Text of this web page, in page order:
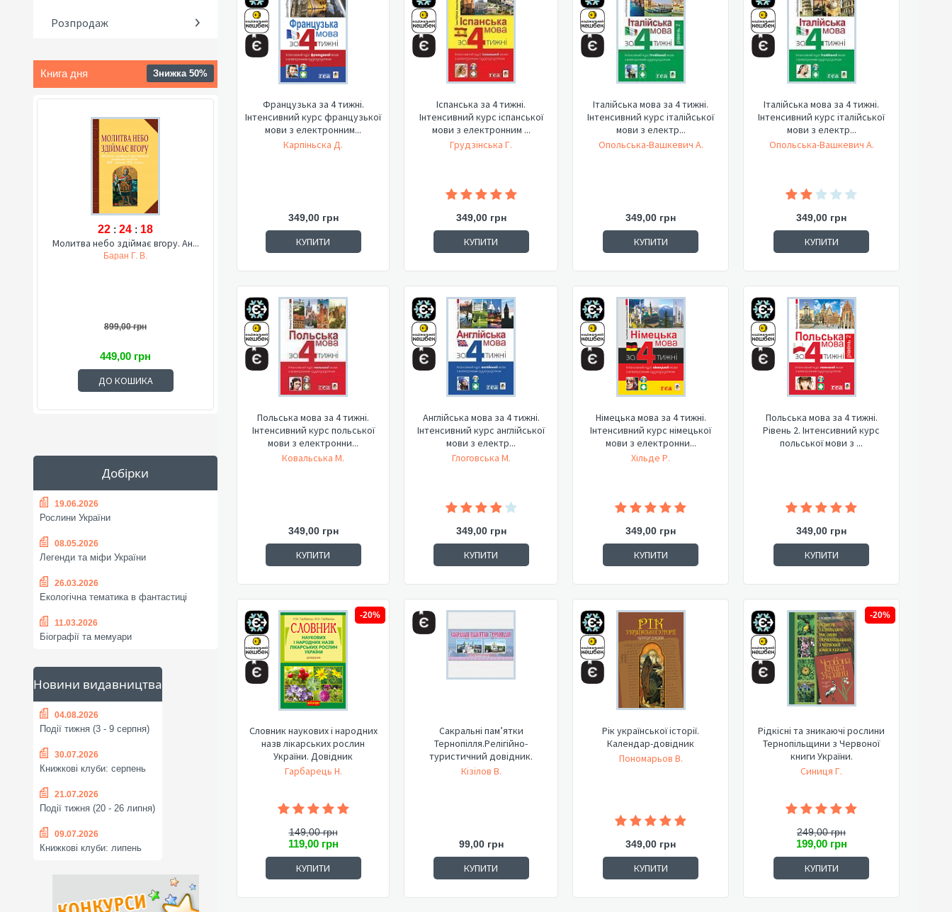
Розпродаж
Книга дня Знижка 50%
22 : 24 : 17
Молитва небо здіймає вгору. Ан...
Баран Г. В.
899,00 грн
449,00 грн
ДО КОШИКА
Добірки
19.06.2026
Рослини України
08.05.2026
Легенди та міфи України
26.03.2026
Екологічна тематика в фантастиці
11.03.2026
Біографії та мемуари
Новини видавництва
04.08.2026
Події тижня (3 - 9 серпня)
30.07.2026
Книжкові клуби: серпень
21.07.2026
Події тижня (20 - 26 липня)
09.07.2026
Книжкові клуби: липень
Французька за 4 тижні.
Інтенсивний курс французької
мови з електронним...
Карпіньска Д.
349,00 грн
КУПИТИ
Іспанська за 4 тижні.
Інтенсивний курс іспанської
мови з електронним ...
Грудзінська Г.
349,00 грн
КУПИТИ
Італійська мова за 4 тижні.
Інтенсивний курс італійської
мови з електр...
Опольська-Вашкевич А.
349,00 грн
КУПИТИ
Італійська мова за 4 тижні.
Інтенсивний курс італійської
мови з електр...
Опольська-Вашкевич А.
349,00 грн
КУПИТИ
Польська мова за 4 тижні.
Інтенсивний курс польської
мови з електронни...
Ковальська М.
349,00 грн
КУПИТИ
Англійська мова за 4 тижні.
Інтенсивний курс англійської
мови з електр...
Глоговська М.
349,00 грн
КУПИТИ
Німецька мова за 4 тижні.
Інтенсивний курс німецької
мови з електронни...
Хільде Р.
349,00 грн
КУПИТИ
Польська мова за 4 тижні.
Рівень 2. Інтенсивний курс
польської мови з ...
349,00 грн
КУПИТИ
-20%
Словник наукових і народних
назв лікарських рослин
України. Довідник
Гарбарець Н.
149,00 грн
119,00 грн
КУПИТИ
Сакральні пам’ятки
Тернопілля.Релігійно-
туристичний довідник.
Кізілов В.
99,00 грн
КУПИТИ
Рік української історії.
Календар-довідник
Пономарьов В.
349,00 грн
КУПИТИ
-20%
Рідкісні та зникаючі рослини
Тернопільщини з Червоної
книги України.
Синиця Г.
249,00 грн
199,00 грн
КУПИТИ